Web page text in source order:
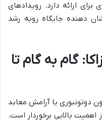
ارائه دارد. رویدادهای
مانند اکسپو ۲۰۲۵ نیز نشان دهنده جایگاه روبه رشد
گام به گام تا
دوتونبوری یا آرامش معابد
اهمیت بالایی برخوردار است.